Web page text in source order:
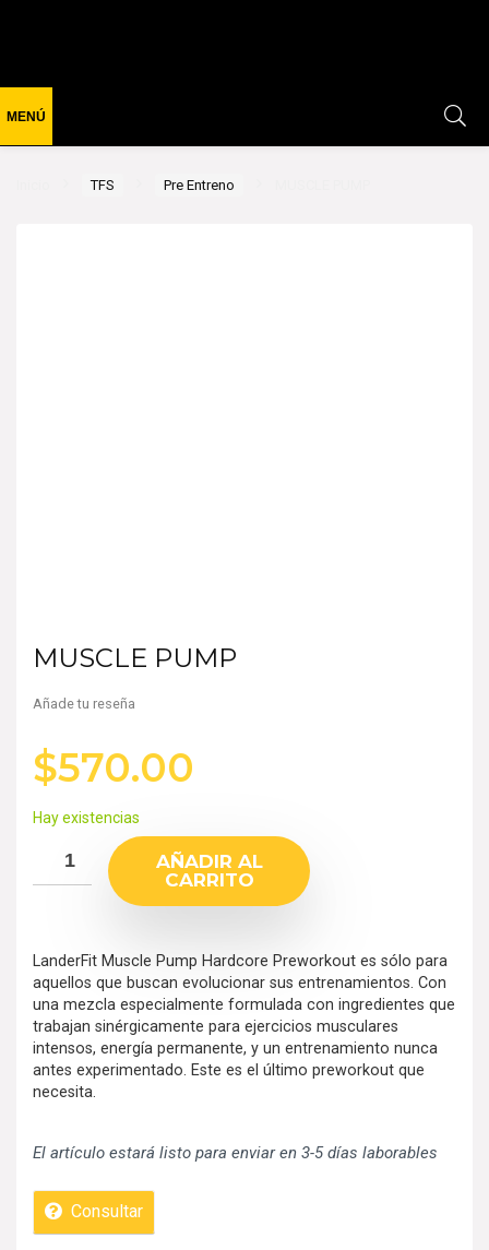
TFS Pre Entreno
MUSCLE PUMP
Añade tu reseña
$570.00
Hay existencias
AÑADIR AL
CARRITO
LanderFit Muscle Pump Hardcore Preworkout es sólo para
aquellos que buscan evolucionar sus entrenamientos. Con
una mezcla especialmente formulada con ingredientes que
trabajan sinérgicamente para ejercicios musculares
intensos, energía permanente, y un entrenamiento nunca
antes experimentado. Este es el último preworkout que
necesita.
El artículo estará listo para enviar en 3-5 días laborables
Consultar